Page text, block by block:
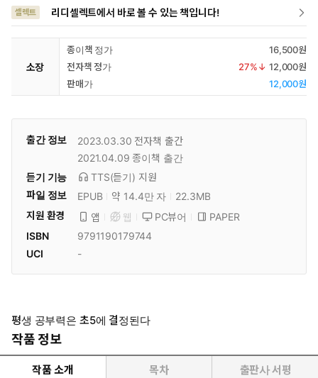
셀렉트 리디셀렉트에서 바로 볼 수 있는 책입니다!
소장
종이책 정가
16,500원
전자책 정가
27%↓ 12,000원
판매가
12,000원
출간 정보 2023.03.30 전자책 출간
2021.04.09 종이책 출간
듣기 기능
TTS(듣기) 지원
파일 정보
EPUB 약 14.4만 자
22.3MB
지원 환경
앱 웹 PC뷰어
PAPER
ISBN
9791190179744
UCI
-
평생 공부력은 초5에 결정된다
작품 정보
작품 소개 목차 출판사 서평